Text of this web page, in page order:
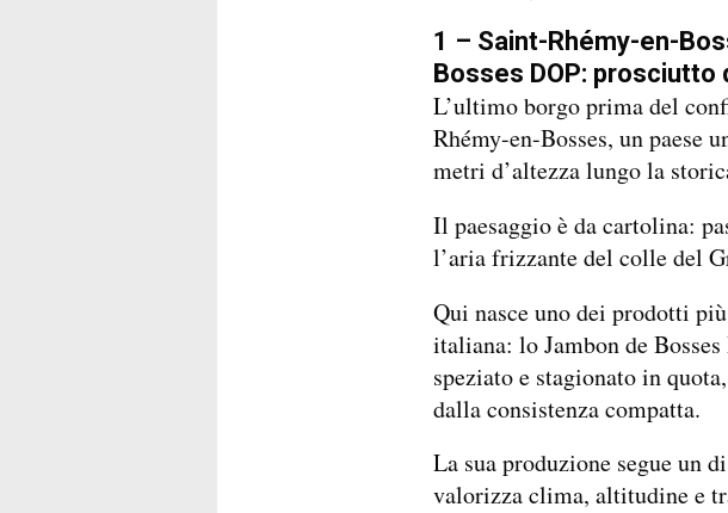
1 – Saint-Rhémy-en-
Bosses DOP: prosciutto
L’ultimo borgo prima del
Rhémy-en-Bosses, un paese
metri d’altezza lungo la
Il paesaggio è da cartolina:
l’aria frizzante del colle del
Qui nasce uno dei prodotti
italiana: lo Jambon de
speziato e stagionato in
dalla consistenza compatta.
La sua produzione segue un
valorizza clima, altitudine e